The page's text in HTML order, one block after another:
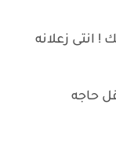
انتى زعلانه
حاجه